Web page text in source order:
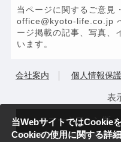
当WebサイトではCookie
Cookieの使用に関する詳
当ページに関するご意見
office@kyoto-life.co.jp
ージ掲載の記事、写真、
います。
会社案内 個人情報保護
表
スマートフォン版